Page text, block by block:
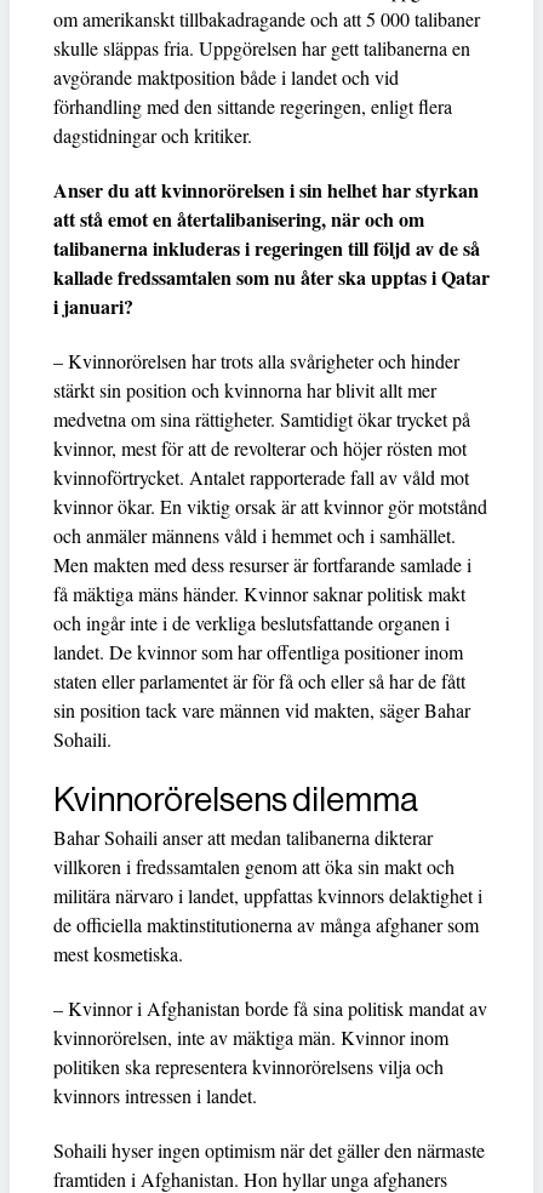
om amerikanskt tillbakadragande och att 5 000 talibaner
skulle släppas fria. Uppgörelsen har gett talibanerna en
avgörande maktposition både i landet och vid
förhandling med den sittande regeringen, enligt flera
dagstidningar och kritiker.
Anser du att kvinnorörelsen i sin helhet har styrkan
att stå emot en återtalibanisering, när och om
talibanerna inkluderas i regeringen till följd av de så
kallade fredssamtalen som nu åter ska upptas i Qatar
i januari?
– Kvinnorörelsen har trots alla svårigheter och hinder
stärkt sin position och kvinnorna har blivit allt mer
medvetna om sina rättigheter. Samtidigt ökar trycket på
kvinnor, mest för att de revolterar och höjer rösten mot
kvinnoförtrycket. Antalet rapporterade fall av våld mot
kvinnor ökar. En viktig orsak är att kvinnor gör motstånd
och anmäler männens våld i hemmet och i samhället.
Men makten med dess resurser är fortfarande samlade i
få mäktiga mäns händer. Kvinnor saknar politisk makt
och ingår inte i de verkliga beslutsfattande organen i
landet. De kvinnor som har offentliga positioner inom
staten eller parlamentet är för få och eller så har de fått
sin position tack vare männen vid makten, säger Bahar
Sohaili.
Kvinnorörelsens dilemma
Bahar Sohaili anser att medan talibanerna dikterar
villkoren i fredssamtalen genom att öka sin makt och
militära närvaro i landet, uppfattas kvinnors delaktighet i
de officiella maktinstitutionerna av många afghaner som
mest kosmetiska.
– Kvinnor i Afghanistan borde få sina politisk mandat av
kvinnorörelsen, inte av mäktiga män. Kvinnor inom
politiken ska representera kvinnorörelsens vilja och
kvinnors intressen i landet.
Sohaili hyser ingen optimism när det gäller den närmaste
framtiden i Afghanistan. Hon hyllar unga afghaners